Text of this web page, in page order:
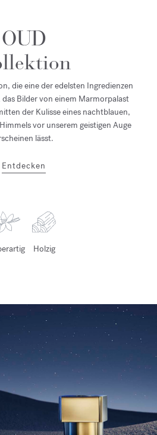
OUD
die eine der edelsten Ingredienzen
Bilder von einem Marmorpalast
der Kulisse eines nachtblauen,
vor unserem geistigen Auge
lässt.
Entdecken
Holzig